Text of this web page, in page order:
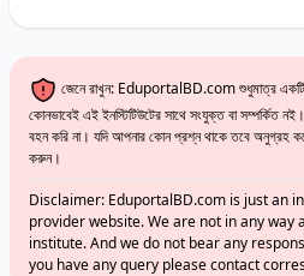
জেনে রাখুন: EduportalBD.com শুধুমাত্র একটি
কোনভাবেই এই ইনস্টিটিউটের সাথে সংযুক্ত বা সম্পর্কিত
বহন করি না। যদি আপনার কোন প্রশ্ন থাকে তবে অনুগ্রহ করে
করুন।
Disclaimer: EduportalBD.com is just an
provider website. We are not in any
institute. And we do not bear any
you have any query please contact